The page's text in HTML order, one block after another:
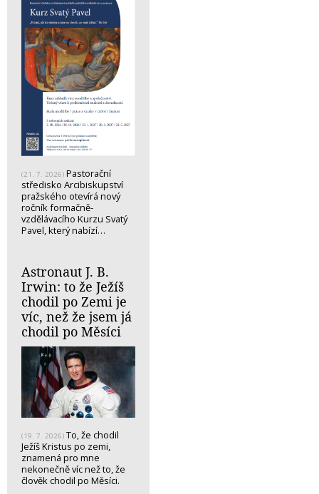
(21. 7. 2026) Pastorační
středisko Arcibiskupství
pražského otevírá nový
ročník formačně-
vzdělávacího Kurzu Svatý
Pavel, který nabízí…
Astronaut J. B.
Irwin: to že Ježíš
chodil po Zemi je
víc, než že jsem já
chodil po Měsíci
(19. 7. 2026) To, že chodil
Ježíš Kristus po zemi,
znamená pro mne
nekonečně víc než to, že
člověk chodil po Měsíci.